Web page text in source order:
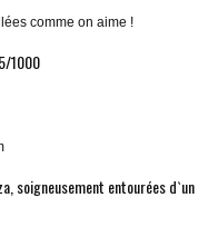
comme on aime !
1000
soigneusement entourées d`un